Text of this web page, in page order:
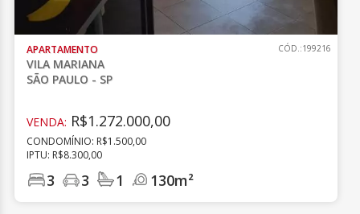
APARTAMENTO
VILA MARIANA
SÃO PAULO - SP
CÓD.:199216
VENDA: R$1.272.000,00
CONDOMÍNIO: R$1.500,00
IPTU: R$8.300,00
3 3 1 130m²